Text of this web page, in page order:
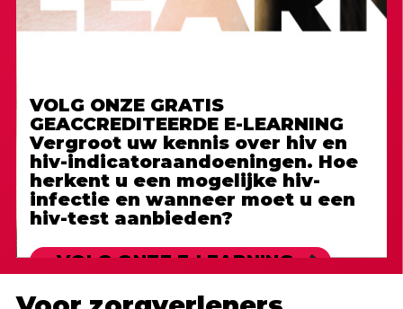
Hiv en aids in cijfers
Nieuws en ontwikkelingen omtrent hiv
Over hiv-indicatoraandoeningen
Publicaties
VOLG ONZE GRATIS
GEACCREDITEERDE E-LEARNING
Vergroot uw kennis over hiv en
hiv-indicatoraandoeningen. Hoe
herkent u een mogelijke hiv-
infectie en wanneer moet u een
hiv-test aanbieden?
VOLG ONZE E-LEARNING